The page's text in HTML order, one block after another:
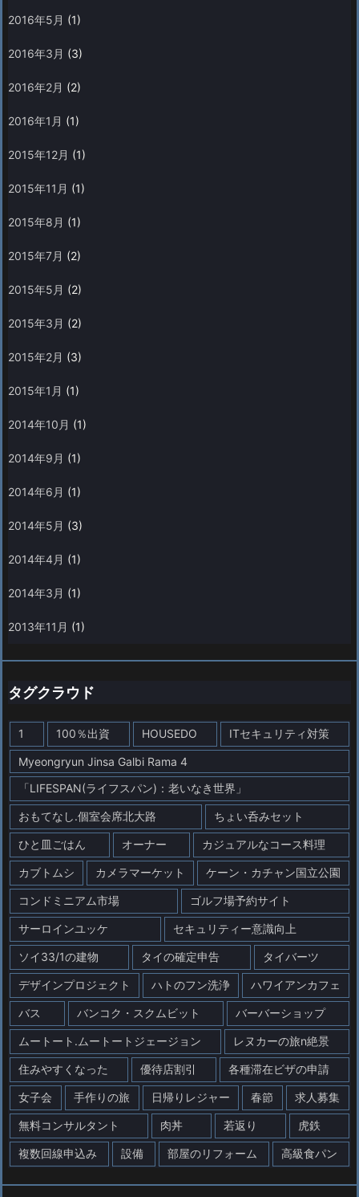
2016年5月 (1)
2016年3月 (3)
2016年2月 (2)
2016年1月 (1)
2015年12月 (1)
2015年11月 (1)
2015年8月 (1)
2015年7月 (2)
2015年5月 (2)
2015年3月 (2)
2015年2月 (3)
2015年1月 (1)
2014年10月 (1)
2014年9月 (1)
2014年6月 (1)
2014年5月 (3)
2014年4月 (1)
2014年3月 (1)
2013年11月 (1)
タグクラウド
1 100％出資 HOUSEDO ITセキュリティ対策
Myeongryun Jinsa Galbi Rama 4
「LIFESPAN(ライフスパン)：老いなき世界」
おもてなし.個室会席北大路 ちょい呑みセット
ひと皿ごはん オーナー カジュアルなコース料理
カブトムシ カメラマーケット ケーン・カチャン国立公園
コンドミニアム市場 ゴルフ場予約サイト
サーロインユッケ セキュリティー意識向上
ソイ33/1の建物 タイの確定申告 タイバーツ
デザインプロジェクト ハトのフン洗浄 ハワイアンカフェ
バス バンコク・スクムビット バーバーショップ
ムートート.ムートートジェージョン レヌカーの旅n絶景
住みやすくなった 優待店割引 各種滞在ビザの申請
女子会 手作りの旅 日帰りレジャー 春節 求人募集
無料コンサルタント 肉丼 若返り 虎鉄
複数回線申込み 設備 部屋のリフォーム 高級食パン